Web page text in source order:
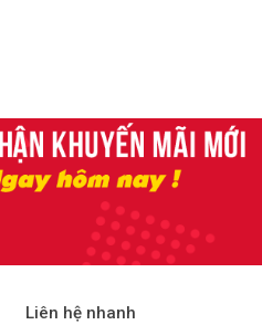
Liên hệ nhanh